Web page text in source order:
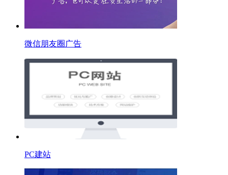
微信朋友圈广告
PC建站